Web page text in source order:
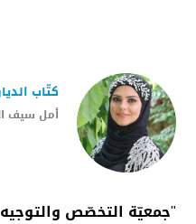
أمل سيف
كتّاب
"جمعيّة التخصّص